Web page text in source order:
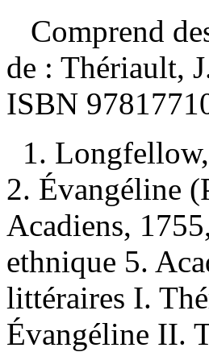
Comprend
de : Thériault,
ISBN
1.
2. Évangéline
Acadiens,
ethnique 5.
littéraires I.
Évangéline II.